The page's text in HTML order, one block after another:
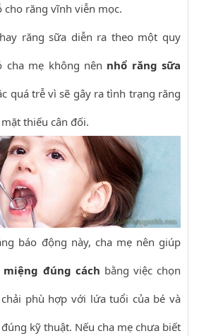
răng vĩnh viễn mọc.
răng sữa diễn ra theo một quy
cha mẹ không nên nhổ răng sữa
quá trễ vì sẽ gây ra tình trạng răng
thiếu cân đối.
báo động này, cha mẹ nên giúp
miệng đúng cách bằng việc chọn
phù hợp với lứa tuổi của bé và
kỹ thuật. Nếu cha mẹ chưa biết